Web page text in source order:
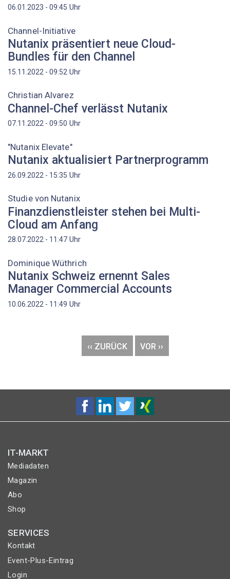
06.01.2023 - 09:45 Uhr
Channel-Initiative
Nutanix präsentiert neue Cloud-
Bundles für den Channel
15.11.2022 - 09:52 Uhr
Christian Alvarez
Channel-Chef verlässt Nutanix
07.11.2022 - 09:50 Uhr
"Nutanix Elevate"
Nutanix aktualisiert Partnerprogramm
26.09.2022 - 15:35 Uhr
Studie von Nutanix
Finanzdienstleister stehen bei Multi-
Cloud am Anfang
28.07.2022 - 11:47 Uhr
Dominique Wüthrich
Nutanix Schweiz ernennt Sales
Manager Commercial Accounts
10.06.2022 - 11:49 Uhr
VORHERIGE
SEITE
‹‹ ZURÜCK
NÄCHSTE
SEITE
VOR ››
IT-MARKT
Mediadaten
Magazin
Abo
Shop
SERVICES
Kontakt
Event-Plus-Eintrag
Login